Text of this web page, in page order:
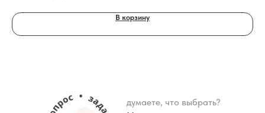
В корзину
думаете, что выбрать?